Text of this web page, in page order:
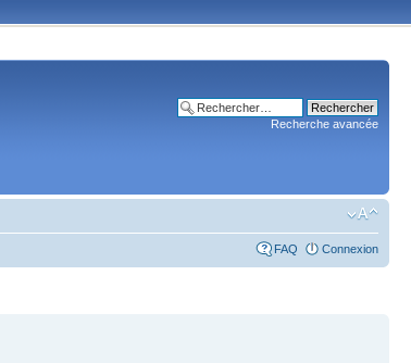
Recherche avancée
FAQ Connexion